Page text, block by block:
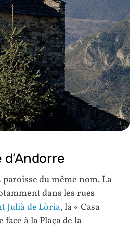
du même nom. La
dans les rues
Julià de Lòria, la « Casa
à la Plaça de la